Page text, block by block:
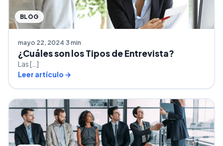
BLOG
mayo 22, 2024 3 min
¿Cuáles son los Tipos de Entrevista?
Las […]
Leer artículo →